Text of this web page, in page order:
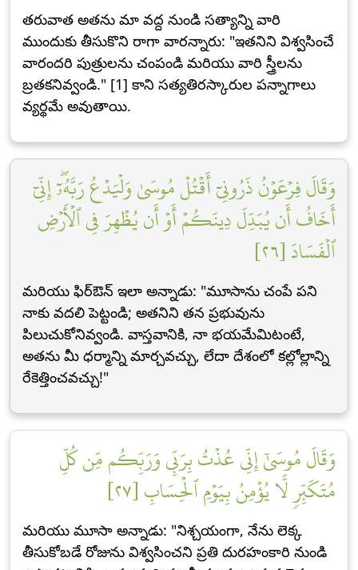
తరువాత అతను మా వద్ద నుండి సత్యాన్ని వారి
ముందుకు తీసుకొని రాగా వారన్నారు: "ఇతనిని విశ్వసించే
వారందరి పుత్రులను చంపండి మరియు వారి స్త్రీలను
బ్రతకనివ్వండి." [1] కాని సత్యతిరస్కారుల పన్నాగాలు
వ్యర్థమే అవుతాయి.
وَقَالَ فِرۡعَوۡنُ ذَرُونِيٓ أَقۡتُلۡ مُوسَىٰ وَلۡيَدۡعُ رَبَّهُۥٓۖ إِنِّيٓ
أَخَافُ أَن يُبَدِّلَ دِينَكُمۡ أَوۡ أَن يُظۡهِرَ فِي ٱلۡأَرۡضِ
ٱلۡفَسَادَ [٢٦]
మరియు ఫిర్ఔన్ ఇలా అన్నాడు: "మూసాను చంపే పని
నాకు వదలి పెట్టండి; అతనిని తన ప్రభువును
పిలుచుకోనివ్వండి. వాస్తవానికి, నా భయమేమిటంటే,
అతను మీ ధర్మాన్ని మార్చవచ్చు, లేదా దేశంలో కల్లోల్లాన్ని
రేకెత్తించవచ్చు!"
وَقَالَ مُوسَىٰٓ إِنِّي عُذۡتُ بِرَبِّي وَرَبِّكُم مِّن كُلِّ
مُتَكَبِّرٖ لَّا يُؤۡمِنُ بِيَوۡمِ ٱلۡحِسَابِ [٢٧]
మరియు మూసా అన్నాడు: "నిశ్చయంగా, నేను లెక్క
తీసుకోబడే రోజును విశ్వసించని ప్రతి దురహంకారి నుండి